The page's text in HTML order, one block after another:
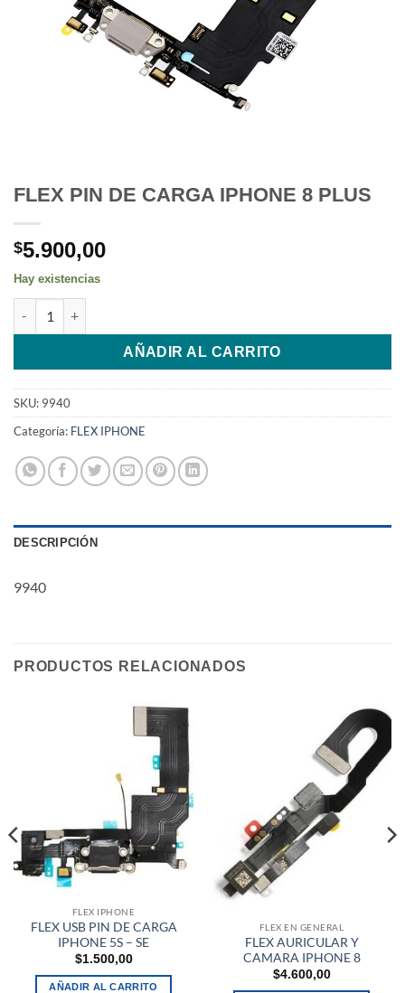
FLEX PIN DE CARGA IPHONE 8 PLUS
$5.900,00
Hay existencias
AÑADIR AL CARRITO
SKU: 9940
Categoría: FLEX IPHONE
DESCRIPCIÓN
9940
PRODUCTOS RELACIONADOS
FLEX IPHONE
FLEX USB PIN DE CARGA
IPHONE 5S – SE
$1.500,00
AÑADIR AL CARRITO
FLEX EN GENERAL
FLEX AURICULAR Y
CAMARA IPHONE 8
$4.600,00